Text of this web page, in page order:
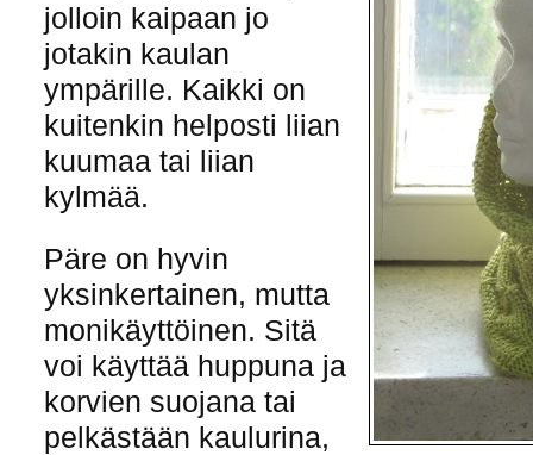
jolloin kaipaan jo
jotakin kaulan
ympärille. Kaikki on
kuitenkin helposti liian
kuumaa tai liian
kylmää.
Päre on hyvin
yksinkertainen, mutta
monikäyttöinen. Sitä
voi käyttää huppuna ja
korvien suojana tai
pelkästään kaulurina,